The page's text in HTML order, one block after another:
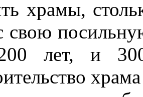
храмы,
свою
лет, и